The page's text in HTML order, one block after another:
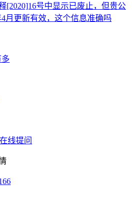
[2020]16号中显示已废止，但贵公
月更新有效，这个信息准确吗
在线提问